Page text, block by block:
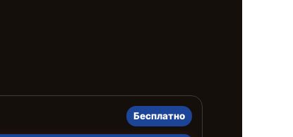
Бесплатно